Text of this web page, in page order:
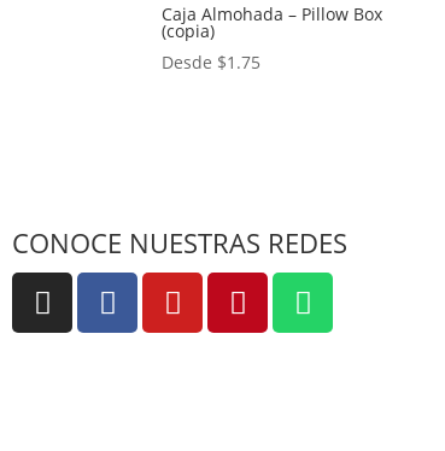
Caja Almohada – Pillow Box
(copia)
Desde $1.75
CONOCE NUESTRAS REDES